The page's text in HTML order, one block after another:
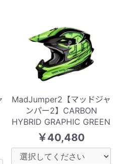
MadJumper2【マッドジャ
ンパー2】CARBON
HYBRID GRAPHIC GREEN
￥40,480